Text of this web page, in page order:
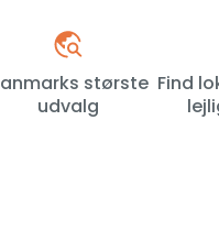
største
udvalg
Find